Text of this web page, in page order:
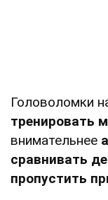
Головоломки
тренировать
внимательнее
сравнивать
пропустить